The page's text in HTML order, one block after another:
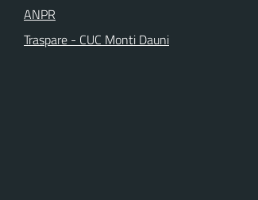
ANPR
Traspare - CUC Monti Dauni